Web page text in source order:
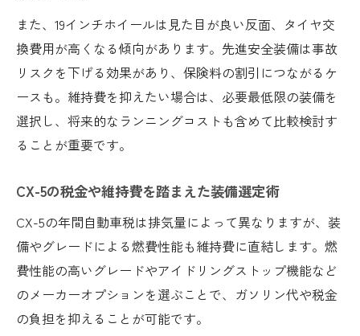
また、19インチホイールは見た目が良い反面、タイヤ交
換費用が高くなる傾向があります。先進安全装備は事故
リスクを下げる効果があり、保険料の割引につながるケ
ースも。維持費を抑えたい場合は、必要最低限の装備を
選択し、将来的なランニングコストも含めて比較検討す
ることが重要です。
CX-5の税金や維持費を踏まえた装備選定術
CX-5の年間自動車税は排気量によって異なりますが、装
備やグレードによる燃費性能も維持費に直結します。燃
費性能の高いグレードやアイドリングストップ機能など
のメーカーオプションを選ぶことで、ガソリン代や税金
の負担を抑えることが可能です。